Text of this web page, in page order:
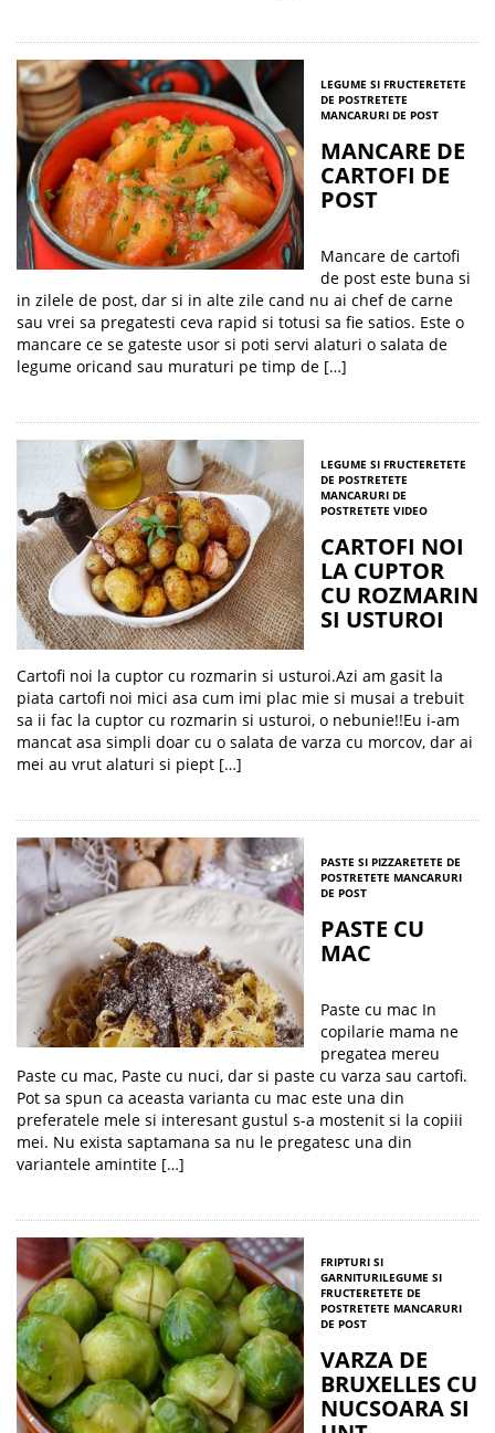
LEGUME SI FRUCTERETETE
DE POSTRETETE
MANCARURI DE POST
MANCARE DE
CARTOFI DE
POST
Mancare de cartofi
de post este buna si
in zilele de post, dar si in alte zile cand nu ai chef de carne
sau vrei sa pregatesti ceva rapid si totusi sa fie satios. Este o
mancare ce se gateste usor si poti servi alaturi o salata de
legume oricand sau muraturi pe timp de […]
LEGUME SI FRUCTERETETE
DE POSTRETETE
MANCARURI DE
POSTRETETE VIDEO
CARTOFI NOI
LA CUPTOR
CU ROZMARIN
SI USTUROI
Cartofi noi la cuptor cu rozmarin si usturoi.Azi am gasit la
piata cartofi noi mici asa cum imi plac mie si musai a trebuit
sa ii fac la cuptor cu rozmarin si usturoi, o nebunie!!Eu i-am
mancat asa simpli doar cu o salata de varza cu morcov, dar ai
mei au vrut alaturi si piept […]
PASTE SI PIZZARETETE DE
POSTRETETE MANCARURI
DE POST
PASTE CU
MAC
Paste cu mac In
copilarie mama ne
pregatea mereu
Paste cu mac, Paste cu nuci, dar si paste cu varza sau cartofi.
Pot sa spun ca aceasta varianta cu mac este una din
preferatele mele si interesant gustul s-a mostenit si la copiii
mei. Nu exista saptamana sa nu le pregatesc una din
variantele amintite […]
FRIPTURI SI
GARNITURILEGUME SI
FRUCTERETETE DE
POSTRETETE MANCARURI
DE POST
VARZA DE
BRUXELLES CU
NUCSOARA SI